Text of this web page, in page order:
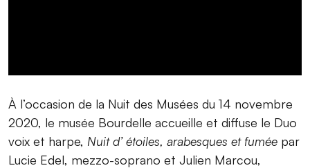
À l’occasion de la Nuit des Musées du 14 novembre
2020, le musée Bourdelle accueille et diffuse le Duo
voix et harpe, Nuit d’ étoiles, arabesques et fumée par
Lucie Edel, mezzo-soprano et Julien Marcou,